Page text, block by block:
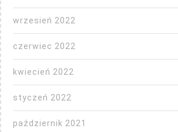
wrzesień 2022
czerwiec 2022
kwiecień 2022
styczeń 2022
październik 2021